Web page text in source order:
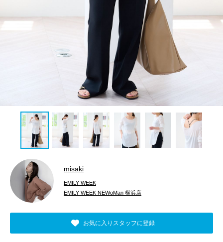
misaki
EMILY WEEK
EMILY WEEK NEWoMan 横浜店
お気に入りスタッフに登録